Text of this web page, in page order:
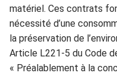
matériel. Ces contrats
nécessité d’une
la préservation de l
Article L221-5 du Code
« Préalablement à la